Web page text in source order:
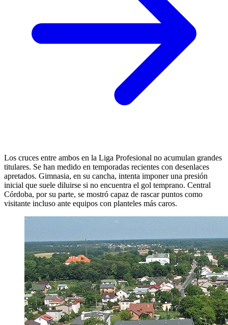
Los cruces entre ambos en la Liga Profesional no acumulan grandes
titulares. Se han medido en temporadas recientes con desenlaces
apretados. Gimnasia, en su cancha, intenta imponer una presión
inicial que suele diluirse si no encuentra el gol temprano. Central
Córdoba, por su parte, se mostró capaz de rascar puntos como
visitante incluso ante equipos con planteles más caros.